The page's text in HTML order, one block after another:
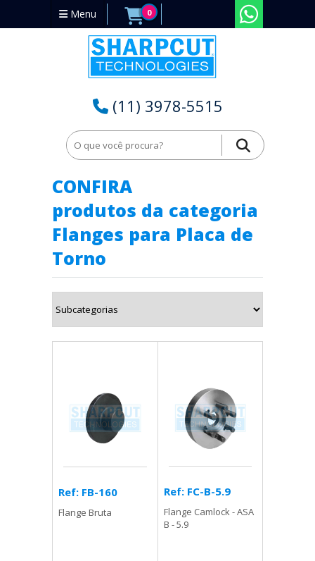
Menu 0
(11) 3978-5515
Home Flanges para Placa de Torno
CONFIRA
produtos da categoria
Flanges para Placa de
Torno
Ref: FB-160
Flange Bruta
Ref: FC-B-5.9
Flange Camlock - ASA
B - 5.9